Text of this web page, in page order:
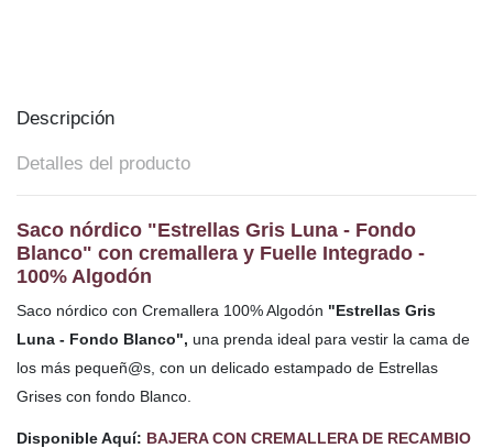
Descripción
Detalles del producto
Saco nórdico "Estrellas Gris Luna - Fondo
Blanco" con cremallera y Fuelle Integrado -
100% Algodón
Saco nórdico con Cremallera 100% Algodón "Estrellas Gris
Luna - Fondo Blanco", una prenda ideal para vestir la cama de
los más pequeñ@s, con un delicado estampado de Estrellas
Grises con fondo Blanco.
Disponible Aquí: BAJERA CON CREMALLERA DE RECAMBIO